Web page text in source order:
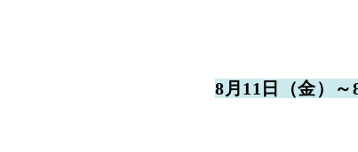
8月11日（金）～